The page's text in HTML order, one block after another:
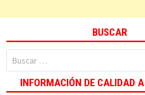
BUSCAR
Buscar:
INFORMACIÓN DE CALIDAD